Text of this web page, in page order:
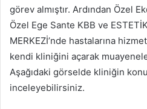
görev almıştır. Ardından Özel
Özel Ege Sante KBB ve
MERKEZİ’nde hastalarına
kendi kliniğini açarak
Aşağıdaki görselde kliniğin
inceleyebilirsiniz.